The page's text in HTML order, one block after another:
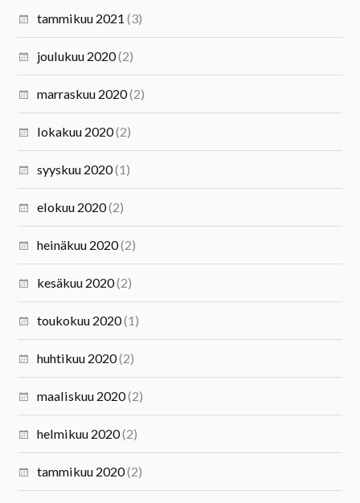
tammikuu 2021 (3)
joulukuu 2020(2)
marraskuu 2020(2)
lokakuu 2020(2)
syyskuu 2020(1)
elokuu 2020(2)
heinäkuu 2020(2)
kesäkuu 2020(2)
toukokuu 2020(1)
huhtikuu 2020(2)
maaliskuu 2020(2)
helmikuu 2020(2)
tammikuu 2020(2)